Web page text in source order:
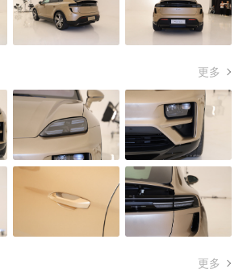
更多
更多